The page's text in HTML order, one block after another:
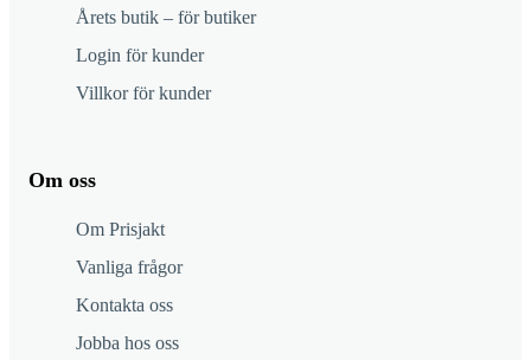
Årets butik – för butiker
Login för kunder
Villkor för kunder
Om oss
Om Prisjakt
Vanliga frågor
Kontakta oss
Jobba hos oss